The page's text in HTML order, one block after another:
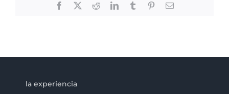
Facebook RedditLinkedInTumblr PinterestEmail
la experiencia